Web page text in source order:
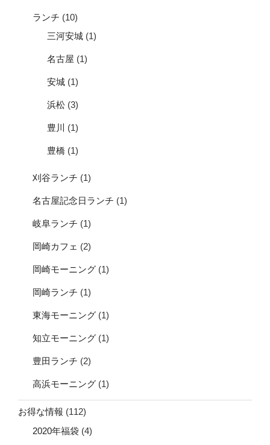
ランチ (10)
三河安城 (1)
名古屋 (1)
安城 (1)
浜松 (3)
豊川 (1)
豊橋 (1)
刈谷ランチ (1)
名古屋記念日ランチ (1)
岐阜ランチ (1)
岡崎カフェ (2)
岡崎モーニング (1)
岡崎ランチ (1)
東海モーニング (1)
知立モーニング (1)
豊田ランチ (2)
高浜モーニング (1)
お得な情報 (112)
2020年福袋 (4)